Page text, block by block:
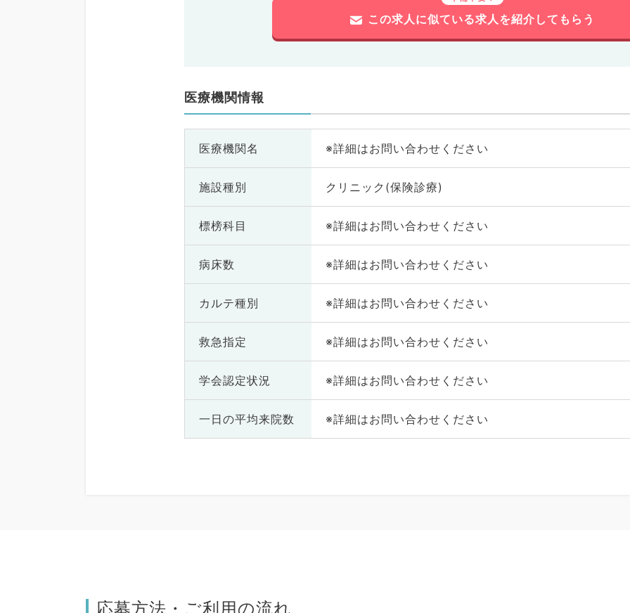
この求人に似ている求人を紹介してもらう
医療機関情報
医療機関名 ※詳細はお問い合わせください
施設種別 クリニック(保険診療)
標榜科目 ※詳細はお問い合わせください
病床数 ※詳細はお問い合わせください
カルテ種別 ※詳細はお問い合わせください
救急指定 ※詳細はお問い合わせください
学会認定状況 ※詳細はお問い合わせください
一日の平均来院数 ※詳細はお問い合わせください
応募方法・ご利用の流れ